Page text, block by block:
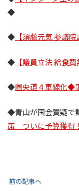
◆
◆ 【須藤元気 参議
◆ 【議員立法 給食
◆圏央道４車線化◆
◆青山が国会質疑で
策 ついに予算獲得！
前の記事へ